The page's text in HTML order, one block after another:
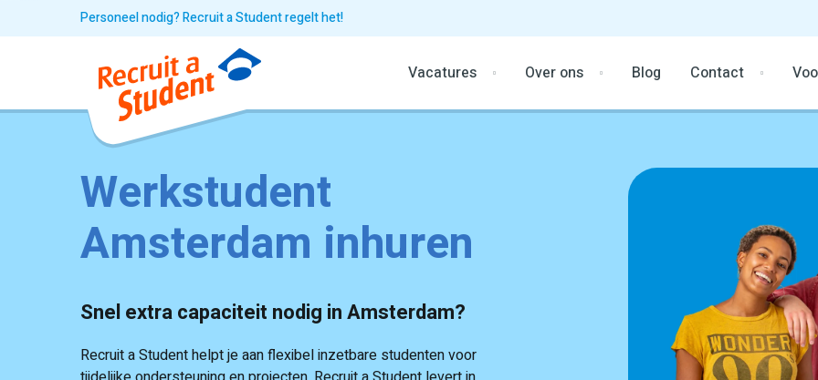
Personeel nodig? Recruit a Student regelt het!
Vacatures Over ons Blog Contact
Werkstudent
Amsterdam inhuren
Snel extra capaciteit nodig in Amsterdam?
Recruit a Student helpt je aan flexibel inzetbare studenten voor